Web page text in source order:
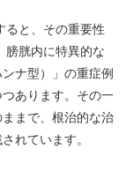
ると、その重要性
膀胱内に特異的な
ナ型）」の重症例
あります。その一
まで、根治的な治
れています。